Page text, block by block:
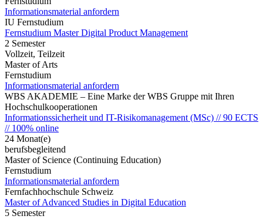
Informationsmaterial anfordern
IU Fernstudium
Fernstudium Master Digital Product Management
2 Semester
Vollzeit, Teilzeit
Master of Arts
Fernstudium
Informationsmaterial anfordern
WBS AKADEMIE – Eine Marke der WBS Gruppe mit Ihren
Hochschulkooperationen
Informationssicherheit und IT-Risikomanagement (MSc) // 90 ECTS
// 100% online
24 Monat(e)
berufsbegleitend
Master of Science (Continuing Education)
Fernstudium
Informationsmaterial anfordern
Fernfachhochschule Schweiz
Master of Advanced Studies in Digital Education
5 Semester